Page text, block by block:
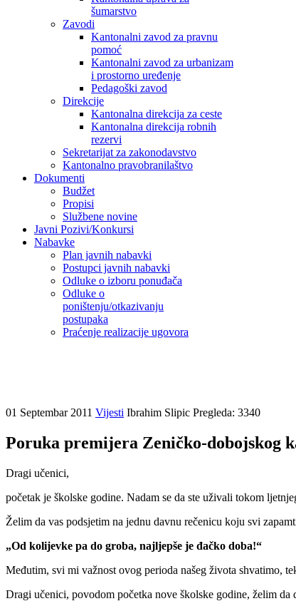
šumarstvo
Zavodi
Kantonalni zavod za pravnu
pomoć
Kantonalni zavod za urbanizam
i prostorno uređenje
Pedagoški zavod
Direkcije
Kantonalna direkcija za ceste
Kantonalna direkcija robnih
rezervi
Sekretarijat za zakonodavstvo
Kantonalno pravobranilaštvo
Dokumenti
Budžet
Propisi
Službene novine
Javni Pozivi/Konkursi
Nabavke
Plan javnih nabavki
Postupci javnih nabavki
Odluke o izboru ponuđača
Odluke o
poništenju/otkazivanju
postupaka
Praćenje realizacije ugovora
01 Septembar 2011 Vijesti Ibrahim Slipic Pregleda: 3340
Poruka premijera Zeničko-dobojskog
Dragi učenici,
početak je školske godine. Nadam se da ste uživali tokom
Želim da vas podsjetim na jednu davnu rečenicu koju svi
„Od kolijevke pa do groba, najljepše je đačko doba!“
Međutim, svi mi važnost ovog perioda našeg života shvatimo,
Dragi učenici, povodom početka nove školske godine, želim